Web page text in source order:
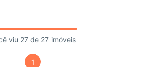
viu 27 de 27 imóveis
1